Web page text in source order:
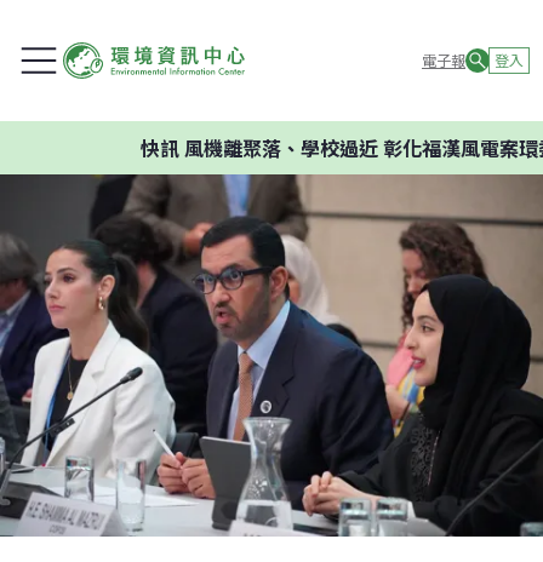
電子報 登入
風機離聚落、學校過近 彰化福漢風電案環委建